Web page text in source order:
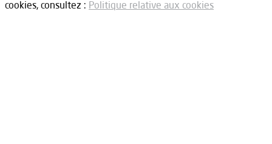
cookies, consultez : Politique relative aux cookies